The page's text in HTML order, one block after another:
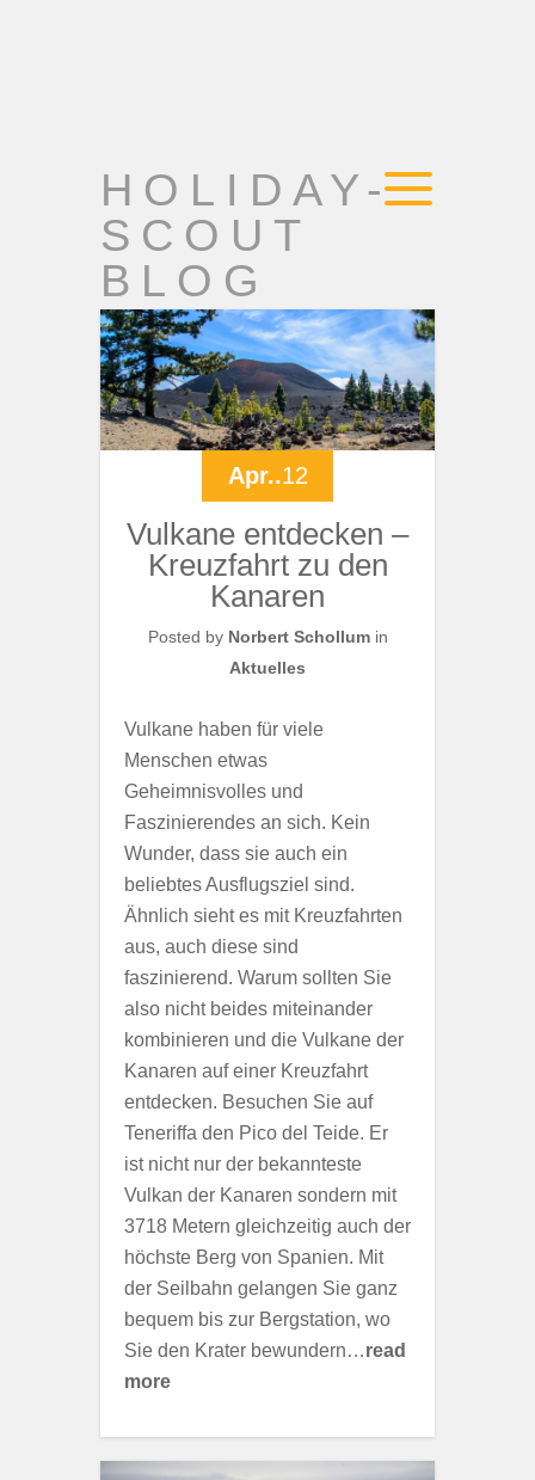
HOLIDAY-
SCOUT
BLOG
Apr..12
Vulkane entdecken –
Kreuzfahrt zu den
Kanaren
Posted by Norbert Schollumin
Aktuelles
Vulkane haben für viele
Menschen etwas
Geheimnisvolles und
Faszinierendes an sich. Kein
Wunder, dass sie auch ein
beliebtes Ausflugsziel sind.
Ähnlich sieht es mit Kreuzfahrten
aus, auch diese sind
faszinierend. Warum sollten Sie
also nicht beides miteinander
kombinieren und die Vulkane der
Kanaren auf einer Kreuzfahrt
entdecken. Besuchen Sie auf
Teneriffa den Pico del Teide. Er
ist nicht nur der bekannteste
Vulkan der Kanaren sondern mit
3718 Metern gleichzeitig auch der
höchste Berg von Spanien. Mit
der Seilbahn gelangen Sie ganz
bequem bis zur Bergstation, wo
Sie den Krater bewundern…read
more